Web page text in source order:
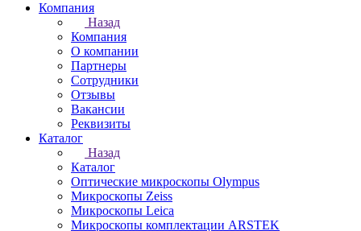
Компания
Назад
Компания
О компании
Партнеры
Сотрудники
Отзывы
Вакансии
Реквизиты
Каталог
Назад
Каталог
Оптические микроскопы Olympus
Микроскопы Zeiss
Микроскопы Leica
Микроскопы комплектации ARSTEK